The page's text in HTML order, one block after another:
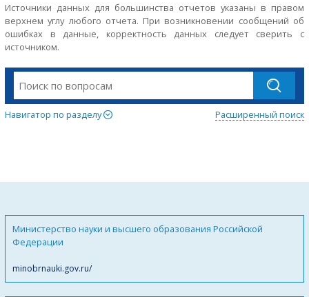
Источники данных для большинства отчетов указаны в правом
верхнем углу любого отчета. При возникновении сообщений об
ошибках в данные, корректность данных следует сверить с
источником.
Навигатор по разделу Расширенный поиск
Министерство науки и высшего образования Российской
Федерации
minobrnauki.gov.ru/